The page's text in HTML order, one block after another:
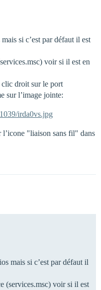
si c’est par défaut il est
voir si il est en
clic droit sur le port
sur l’image jointe:
irda0vs.jpg
"liaison sans fil" dans
mais si c’est par défaut il
(services.msc) voir si il est